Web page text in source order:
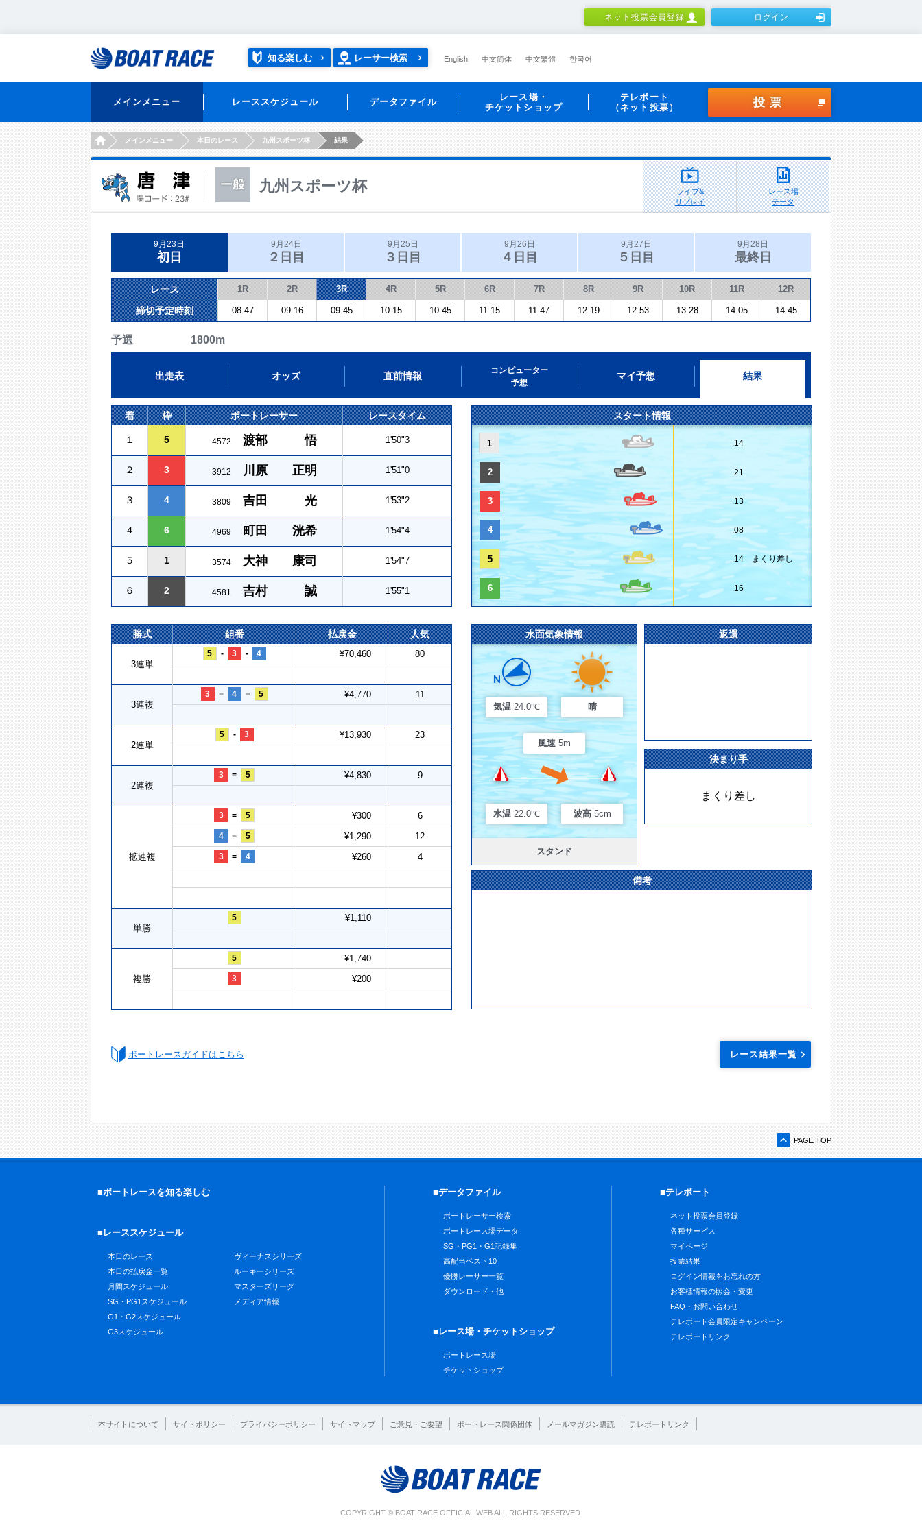
ネット投票会員登録 ログイン
知る楽しむ レーサー検索 English 中文简体 中文繁體 한국어
メインメニュー レーススケジュール データファイル
レース場・
チケットショップ
テレボート
（ネット投票）
投票
HOMEメインメニュー 本日のレース 九州スポーツ杯 結果
九州スポーツ杯
ライブ&
リプレイ
レース場
データ
9月23日
初日
9月24日
２日目
9月25日
３日目
9月26日
４日目
9月27日
５日目
9月28日
最終日
レース 1R 2R 3R 4R 5R 6R 7R 8R 9R 10R 11R 12R
締切予定時刻 08:47 09:16 09:45 10:15 10:45 11:15 11:47 12:19 12:53 13:28 14:05 14:45
予選 1800m
出走表 オッズ 直前情報
コンピューター
予想
マイ予想 結果
着 枠 ボートレーサー レースタイム
１ 5 4572 渡部 悟 1'50"3
２ 3 3912 川原 正明 1'51"0
３ 4 3809 吉田 光 1'53"2
４ 6 4969 町田 洸希 1'54"4
５ 1 3574 大神 康司 1'54"7
６ 2 4581 吉村 誠 1'55"1
スタート情報
1 .14
2 .21
3 .13
4 .08
5 .14 まくり差し
6 .16
勝式 組番 払戻金 人気
3連単
5 - 3 - 4 ¥70,460 80
3連複
3 = 4 = 5 ¥4,770 11
2連単
5 - 3 ¥13,930 23
2連複
3 = 5 ¥4,830 9
拡連複
3 = 5 ¥300 6
4 = 5 ¥1,290 12
3 = 4 ¥260 4
単勝
5 ¥1,110
複勝
5 ¥1,740
3 ¥200
水面気象情報
気温 24.0℃ 晴
風速 5m
水温 22.0℃ 波高 5cm
スタンド
返還
決まり手
まくり差し
備考
ボートレースガイドはこちら レース結果一覧
PAGE TOP
■ボートレースを知る楽しむ
■レーススケジュール
本日のレース
本日の払戻金一覧
月間スケジュール
SG・PG1スケジュール
G1・G2スケジュール
G3スケジュール
ヴィーナスシリーズ
ルーキーシリーズ
マスターズリーグ
メディア情報
■データファイル
ボートレーサー検索
ボートレース場データ
SG・PG1・G1記録集
高配当ベスト10
優勝レーサー一覧
ダウンロード・他
■レース場・チケットショップ
ボートレース場
チケットショップ
■テレボート
ネット投票会員登録
各種サービス
マイページ
投票結果
ログイン情報をお忘れの方
お客様情報の照会・変更
FAQ・お問い合わせ
テレボート会員限定キャンペーン
テレボートリンク
本サイトについて サイトポリシー プライバシーポリシー サイトマップ ご意見・ご要望 ボートレース関係団体 メールマガジン購読 テレボートリンク
COPYRIGHT © BOAT RACE OFFICIAL WEB ALL RIGHTS RESERVED.